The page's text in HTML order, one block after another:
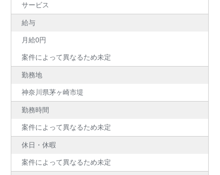
サービス
給与
月給0円
案件によって異なるため未定
勤務地
神奈川県茅ヶ崎市堤
勤務時間
案件によって異なるため未定
休日・休暇
案件によって異なるため未定